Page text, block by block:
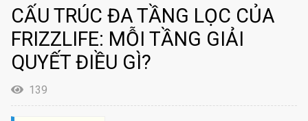
CẤU TRÚC ĐA TẦNG LỌC CỦA
FRIZZLIFE: MỖI TẦNG GIẢI
QUYẾT ĐIỀU GÌ?
139